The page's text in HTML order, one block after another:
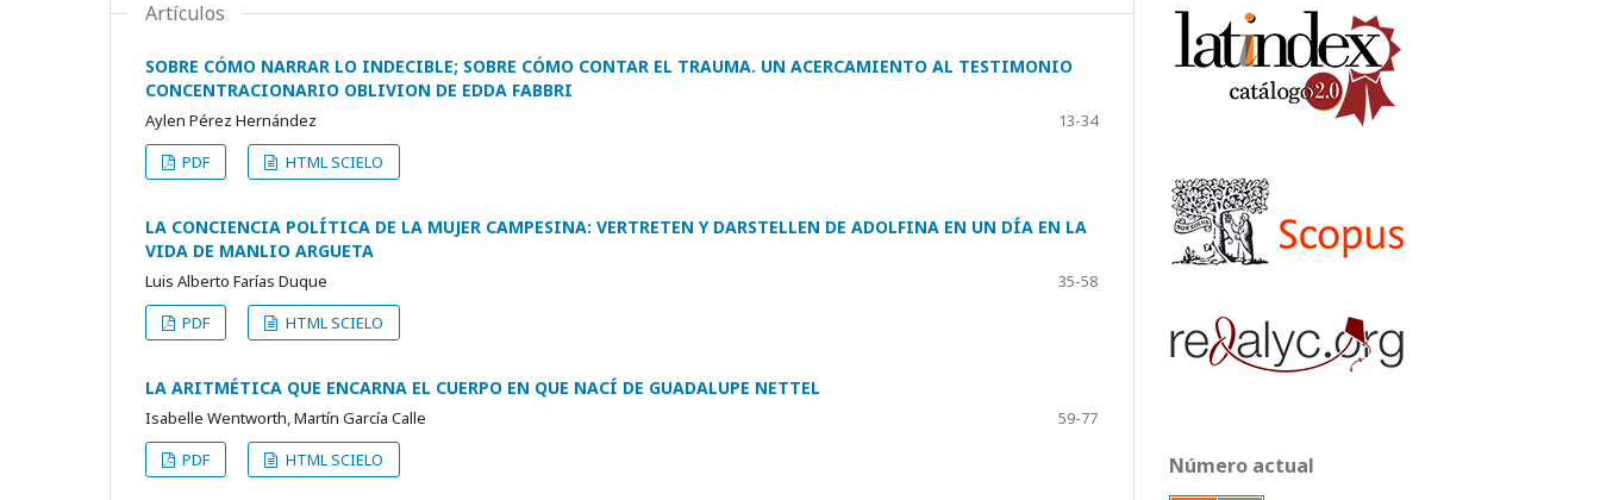
Artículos
SOBRE CÓMO NARRAR LO INDECIBLE; SOBRE CÓMO CONTAR EL TRAUMA. UN ACERCAMIENTO AL TESTIMONIO
CONCENTRACIONARIO OBLIVION DE EDDA FABBRI
Aylen Pérez Hernández
13-34
PDF
HTML SCIELO
LA CONCIENCIA POLÍTICA DE LA MUJER CAMPESINA: VERTRETEN Y DARSTELLEN DE ADOLFINA EN UN DÍA EN LA
VIDA DE MANLIO ARGUETA
Luis Alberto Farías Duque
35-58
PDF
HTML SCIELO
LA ARITMÉTICA QUE ENCARNA EL CUERPO EN QUE NACÍ DE GUADALUPE NETTEL
Isabelle Wentworth, Martín García Calle
59-77
PDF
HTML SCIELO Número actual